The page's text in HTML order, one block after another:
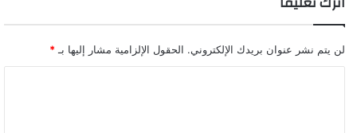
لن يتم نشر عنوان بريدك الإلكتروني. الحقول الإلزامية مشار إليها بـ *